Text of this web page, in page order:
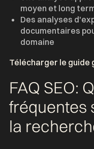
moyen et long
Des analyses
documentaires
domaine
Télécharger le
FAQ SEO:
fréquentes
la